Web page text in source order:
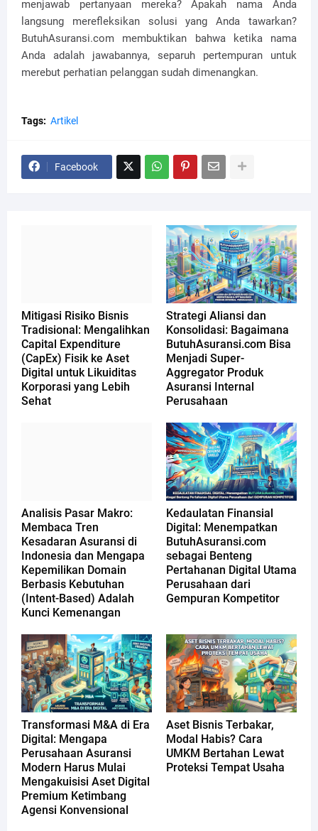
menjawab pertanyaan mereka? Apakah nama Anda
langsung merefleksikan solusi yang Anda tawarkan?
ButuhAsuransi.com membuktikan bahwa ketika nama
Anda adalah jawabannya, separuh pertempuran untuk
merebut perhatian pelanggan sudah dimenangkan.
Tags: Artikel
Facebook
Mitigasi Risiko Bisnis
Tradisional: Mengalihkan
Capital Expenditure
(CapEx) Fisik ke Aset
Digital untuk Likuiditas
Korporasi yang Lebih
Sehat
Strategi Aliansi dan
Konsolidasi: Bagaimana
ButuhAsuransi.com Bisa
Menjadi Super-
Aggregator Produk
Asuransi Internal
Perusahaan
Analisis Pasar Makro:
Membaca Tren
Kesadaran Asuransi di
Indonesia dan Mengapa
Kepemilikan Domain
Berbasis Kebutuhan
(Intent-Based) Adalah
Kunci Kemenangan
Kedaulatan Finansial
Digital: Menempatkan
ButuhAsuransi.com
sebagai Benteng
Pertahanan Digital Utama
Perusahaan dari
Gempuran Kompetitor
Transformasi M&A di Era
Digital: Mengapa
Perusahaan Asuransi
Modern Harus Mulai
Mengakuisisi Aset Digital
Premium Ketimbang
Agensi Konvensional
Aset Bisnis Terbakar,
Modal Habis? Cara
UMKM Bertahan Lewat
Proteksi Tempat Usaha